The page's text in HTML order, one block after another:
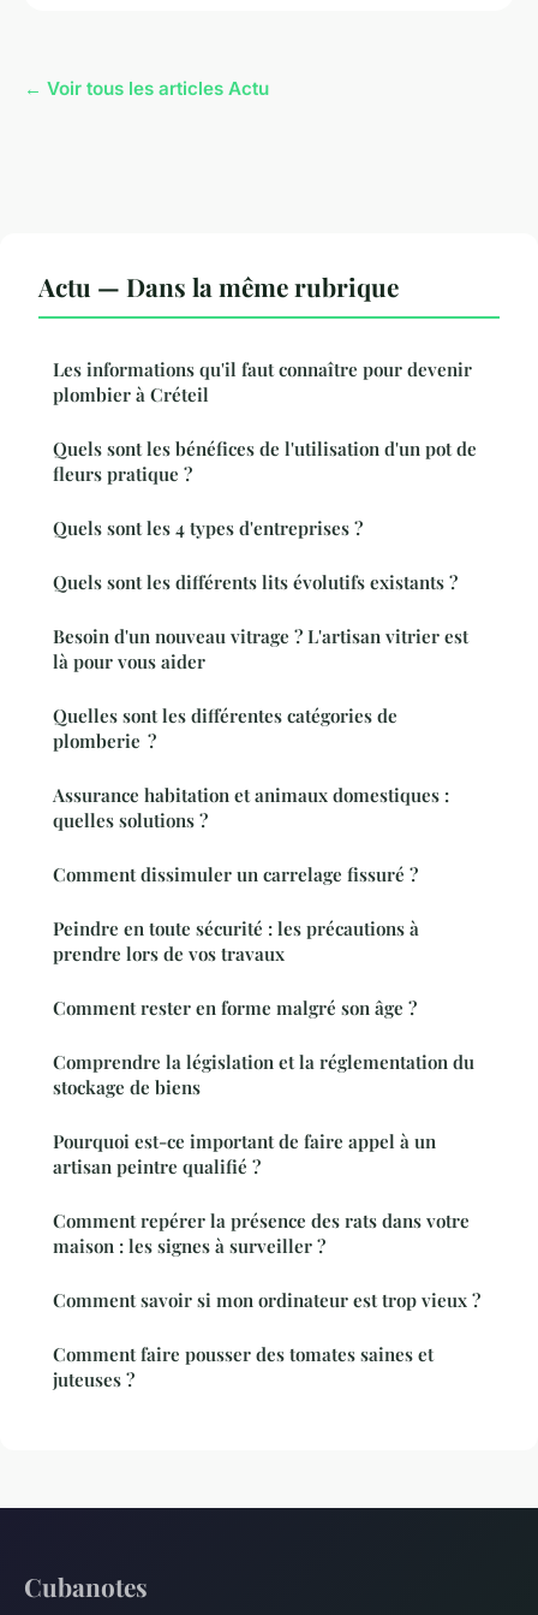
← Voir tous les articles Actu
Actu — Dans la même rubrique
Les informations qu'il faut connaître pour devenir
plombier à Créteil
Quels sont les bénéfices de l'utilisation d'un pot de
fleurs pratique ?
Quels sont les 4 types d'entreprises ?
Quels sont les différents lits évolutifs existants ?
Besoin d'un nouveau vitrage ? L'artisan vitrier est
là pour vous aider
Quelles sont les différentes catégories de
plomberie ?
Assurance habitation et animaux domestiques :
quelles solutions ?
Comment dissimuler un carrelage fissuré ?
Peindre en toute sécurité : les précautions à
prendre lors de vos travaux
Comment rester en forme malgré son âge ?
Comprendre la législation et la réglementation du
stockage de biens
Pourquoi est-ce important de faire appel à un
artisan peintre qualifié ?
Comment repérer la présence des rats dans votre
maison : les signes à surveiller ?
Comment savoir si mon ordinateur est trop vieux ?
Comment faire pousser des tomates saines et
juteuses ?
Cubanotes